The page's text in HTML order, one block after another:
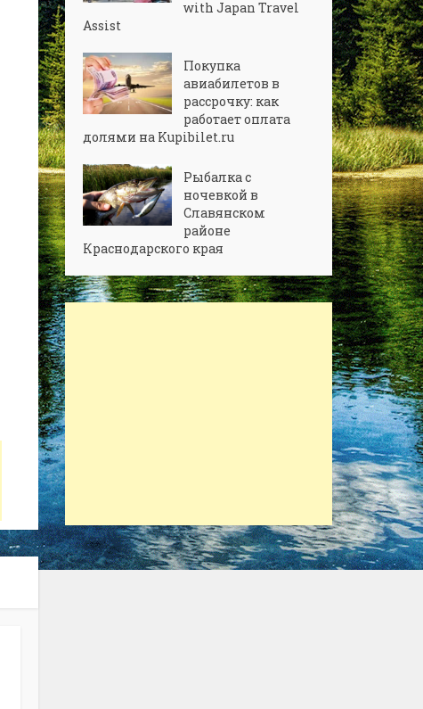
with Japan Travel
Assist
Покупка
авиабилетов в
рассрочку: как
работает оплата
долями на Kupibilet.ru
Рыбалка с
ночевкой в
Славянском
районе
Краснодарского края